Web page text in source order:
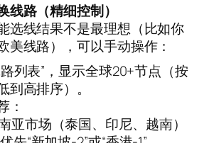
线路（精细控制）
选线结果不是最理想（比如你
美线路），可以手动操作：
列表”，显示全球20+节点（按
到高排序）。
：
亚市场（泰国、印尼、越南）